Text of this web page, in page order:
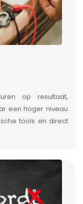
op resultaat,
een hoger niveau
tools en direct